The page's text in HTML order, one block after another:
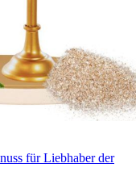
für Liebhaber der